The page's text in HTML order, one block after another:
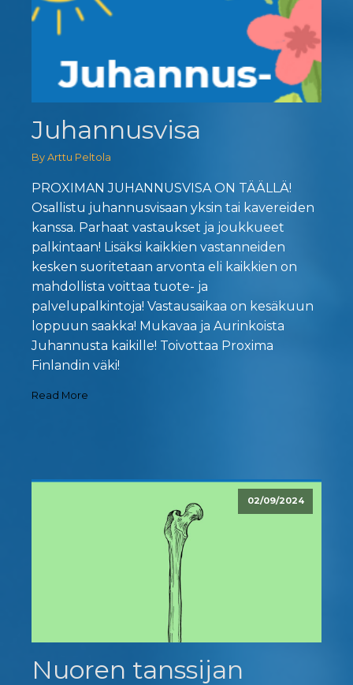
Juhannusvisa
By Arttu Peltola
PROXIMAN JUHANNUSVISA ON TÄÄLLÄ!
Osallistu juhannusvisaan yksin tai kavereiden
kanssa. Parhaat vastaukset ja joukkueet
palkintaan! Lisäksi kaikkien vastanneiden
kesken suoritetaan arvonta eli kaikkien on
mahdollista voittaa tuote- ja
palvelupalkintoja! Vastausaikaa on kesäkuun
loppuun saakka! Mukavaa ja Aurinkoista
Juhannusta kaikille! Toivottaa Proxima
Finlandin väki!
Read More
02/09/2024
Nuoren tanssijan